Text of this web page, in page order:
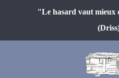
"Le hasard vaut mieux